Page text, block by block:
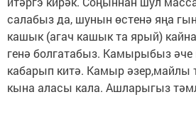
салабыз да, шунын өстенә яңа
кашык (агач кашык та ярый)
генә болгатабыз. Камырыбыз әче
кабарып китә. Камыр
кына аласы кала. Ашларыгыз